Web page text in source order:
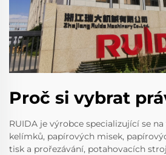
Proč si vybrat
RUIDA je výrobce specializující se
kelímků, papírových misek,
tisk a prořezávání, potahovacích